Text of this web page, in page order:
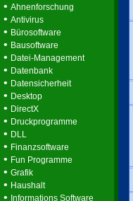
• Ahnenforschung
• Antivirus
• Bürosoftware
• Bausoftware
• Datei-Management
• Datenbank
• Datensicherheit
• Desktop
• DirectX
• Druckprogramme
• DLL
• Finanzsoftware
• Fun Programme
• Grafik
• Haushalt
• Informations Software